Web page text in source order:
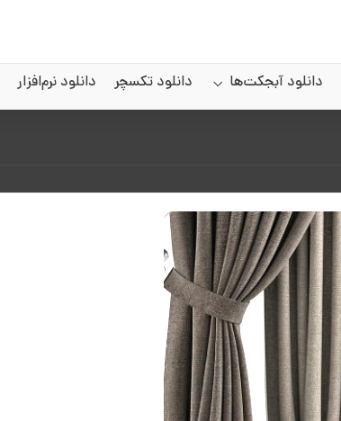
دانلود آبجکت‌ها دانلود تکسچر دانلود نرم‌افزار